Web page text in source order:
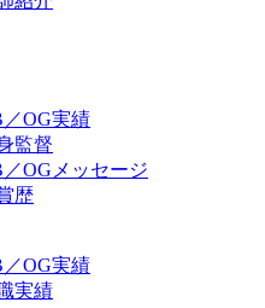
OG実績
監督
OGメッセージ
歴
OG実績
実績